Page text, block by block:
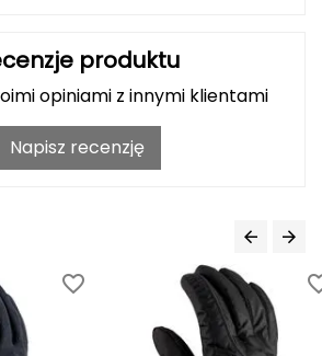
produktu
opiniami z innymi klientami
Napisz recenzję